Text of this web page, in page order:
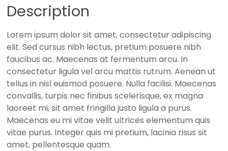
Description
Lorem ipsum dolor sit amet, consectetur adipiscing
elit. Sed cursus nibh lectus, pretium posuere nibh
faucibus ac. Maecenas at fermentum arcu. In
consectetur ligula vel arcu mattis rutrum. Aenean ut
tellus in nisl euismod posuere. Nulla facilisi. Maecenas
convallis, turpis nec finibus scelerisque, ex magna
laoreet mi, sit amet fringilla justo ligula a purus.
Maecenas eu mi vitae velit ultrices elementum quis
vitae purus. Integer quis mi pretium, lacinia risus sit
amet, pellentesque quam.